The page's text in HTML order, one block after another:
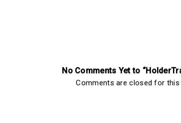
No Comments Yet to
Comments are closed for this